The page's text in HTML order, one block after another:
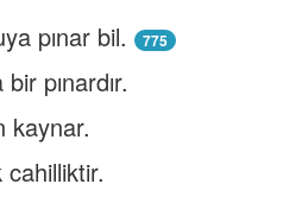
pınar bil.
775
pınardır.
kaynar.